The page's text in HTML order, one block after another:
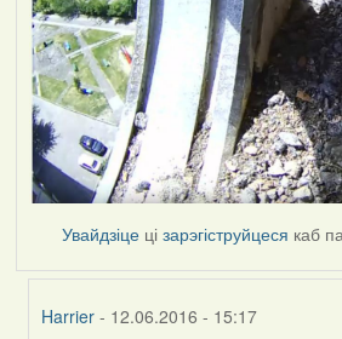
Увайдзіце цізарэгіструйцеся каб
Harrier - 12.06.2016 - 15:17